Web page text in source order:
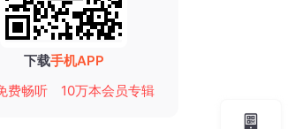
下载手机APP
费畅听
10万本会员专辑